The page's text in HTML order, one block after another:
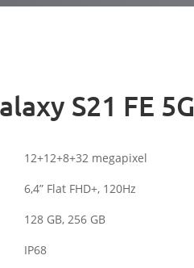
S21 FE 5G
12+12+8+32 megapixel
6,4” Flat FHD+, 120Hz
128 GB, 256 GB
IP68